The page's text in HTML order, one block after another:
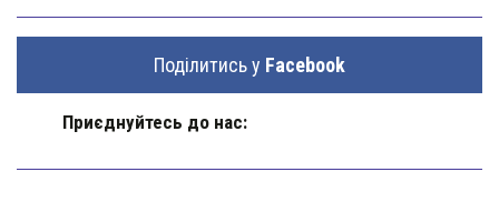
Поділитись у Facebook
Приєднуйтесь до нас: